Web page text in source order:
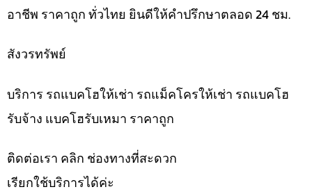
อาชีพ ราคาถูก ทั่วไทย ยินดีให้คำปรึกษาตลอด 24 ชม.
สังวรทรัพย์
บริการ รถแบคโฮให้เช่า รถแม็คโครให้เช่า รถแบคโฮ
รับจ้าง แบคโฮรับเหมา ราคาถูก
ติดต่อเรา คลิก ช่องทางที่สะดวก
เรียกใช้บริการได้ค่ะ